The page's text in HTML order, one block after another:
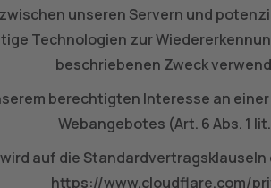
unseren Servern und
Technologien zur
beschriebenen Zweck
berechtigten Interesse an
Webangebotes (Art. 6 Abs. 1
auf die
https://www.cloudflare.com/